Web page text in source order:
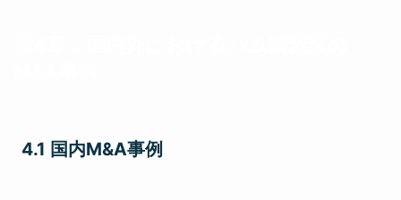
4.1 国内M&A事例